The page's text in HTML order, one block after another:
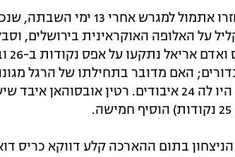
האדומים חזרו אתמול
על האלופה האוקראינית בירושלים,
22 כדורים; האם מדובר בתחילתו של
על מנרסה, היו לה 24 איבודים. רטין
בתום ההארכה קלע דווקא כריס